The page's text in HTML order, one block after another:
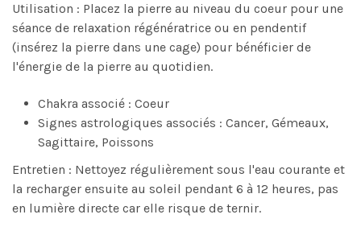
Utilisation : Placez la pierre au niveau du coeur pour une
séance de relaxation régénératrice ou en pendentif
(insérez la pierre dans une cage) pour bénéficier de
l'énergie de la pierre au quotidien.
Chakra associé : Coeur
Signes astrologiques associés : Cancer, Gémeaux,
Sagittaire, Poissons
Entretien : Nettoyez régulièrement sous l'eau courante et
la recharger ensuite au soleil pendant 6 à 12 heures, pas
en lumière directe car elle risque de ternir.